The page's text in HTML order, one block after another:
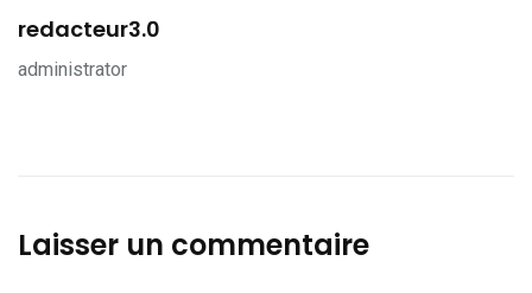
redacteur3.0
administrator
Laisser un commentaire